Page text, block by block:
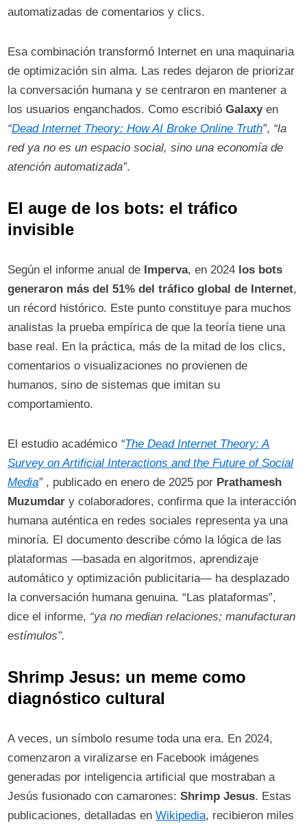
automatizadas de comentarios y clics.
Esa combinación transformó Internet en una maquinaria
de optimización sin alma. Las redes dejaron de priorizar
la conversación humana y se centraron en mantener a
los usuarios enganchados. Como escribióGalaxyen
“Dead Internet Theory: How AI Broke Online Truth”, “la
red ya no es un espacio social, sino una economía de
atención automatizada”.
El auge de los bots: el tráfico
invisible
Según el informe anual de Imperva, en 2024 los bots
generaron más del 51% del tráfico global de Internet,
un récord histórico. Este punto constituye para muchos
analistas la prueba empírica de que la teoría tiene una
base real. ​En la práctica, más de la mitad de los clics,
comentarios o visualizaciones no provienen de
humanos, sino de sistemas que imitan su
comportamiento.
El estudio académico “The Dead Internet Theory: A
Survey on Artificial Interactions and the Future of Social
Media”, publicado en enero de 2025 por Prathamesh
Muzumdar y colaboradores, confirma que la interacción
humana auténtica en redes sociales representa ya una
minoría. El documento describe cómo la lógica de las
plataformas —basada en algoritmos, aprendizaje
automático y optimización publicitaria— ha desplazado
la conversación humana genuina. “Las plataformas”,
dice el informe, “ya no median relaciones; manufacturan
estímulos”.
Shrimp Jesus: un meme como
diagnóstico cultural
A veces, un símbolo resume toda una era. En 2024,
comenzaron a viralizarse en Facebook imágenes
generadas por inteligencia artificial que mostraban a
Jesús fusionado con camarones:Shrimp Jesus. Estas
publicaciones, detalladas enWikipedia, recibieron miles